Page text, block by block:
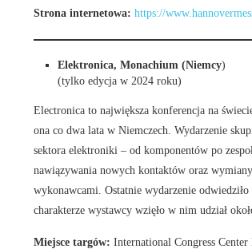
Strona internetowa: https://
Elektronica, Monachium (Niemcy)
(tylko edycja w 2024 roku)
Electronica to największa konferencja na
ona co dwa lata w Niemczech. Wydarzenie
sektora elektroniki – od komponentów po
nawiązywania nowych kontaktów oraz
wykonawcami. Ostatnie wydarzenie
charakterze wystawcy wzięło w nim udział
Miejsce targów: International Congress Center